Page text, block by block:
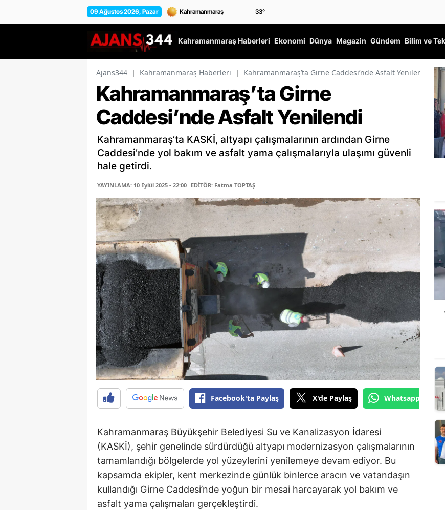
09 Ağustos 2026, Pazar 33°
Kahramanmaraş Haberleri Ekonomi Dünya Magazin Gündem Bilim ve
Ajans344 | Kahramanmaraş Haberleri | Kahramanmaraş’ta Girne Caddesi’nde Asfalt Yenilendi
Kahramanmaraş’ta Girne
Caddesi’nde Asfalt Yenilendi
Kahramanmaraş’ta KASKİ, altyapı çalışmalarının ardından Girne
Caddesi’nde yol bakım ve asfalt yama çalışmalarıyla ulaşımı güvenli
hale getirdi.
YAYINLAMA: 10 Eylül 2025 - 22:00 EDİTÖR: Fatma TOPTAŞ
Facebook'ta Paylaş X'de Paylaş Whatsapp'tan
Kahramanmaraş Büyükşehir Belediyesi Su ve Kanalizasyon İdaresi
(KASKİ), şehir genelinde sürdürdüğü altyapı modernizasyon çalışmalarının
tamamlandığı bölgelerde yol yüzeylerini yenilemeye devam ediyor. Bu
kapsamda ekipler, kent merkezinde günlük binlerce aracın ve vatandaşın
kullandığı Girne Caddesi’nde yoğun bir mesai harcayarak yol bakım ve
asfalt yama çalışmaları gerçekleştirdi.